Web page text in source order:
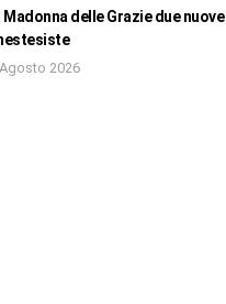
Madonna delle Grazie due nuove
2026